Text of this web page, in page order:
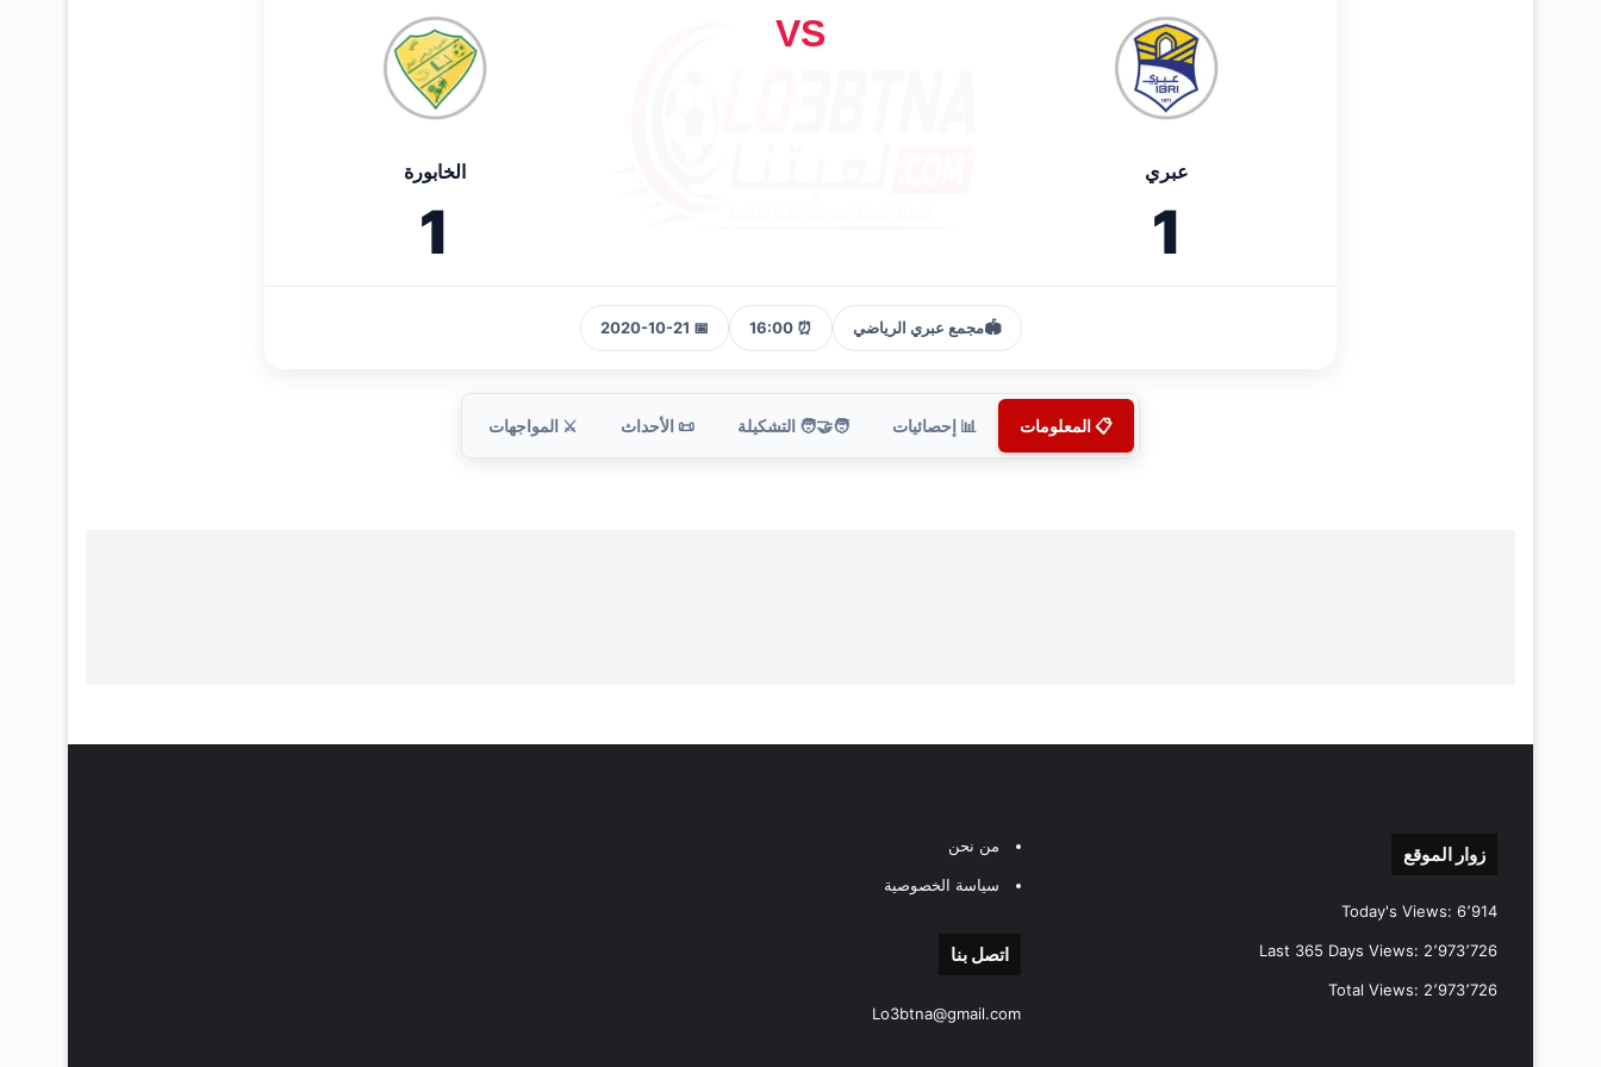
عبري
1
VS
الخابورة
1
🏟️مجمع عبري الرياضي ⏰ 16:00
📅 2020-10-21
📋 المعلومات 📊 إحصائيات 🧑‍🤝‍🧑 التشكيلة 📜 الأحداث ⚔️ المواجهات
زوار الموقع
Today's Views: 6٬914
Last 365 Days Views: 2٬973٬726
Total Views: 2٬973٬726
من نحن
سياسة الخصوصية
اتصل بنا
Lo3btna@gmail.com